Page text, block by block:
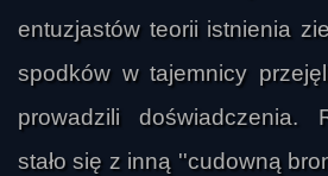
entuzjastów teorii istnienia
spodków w tajemnicy
prowadzili doświadczenia.
stało się z inną ''cudowną